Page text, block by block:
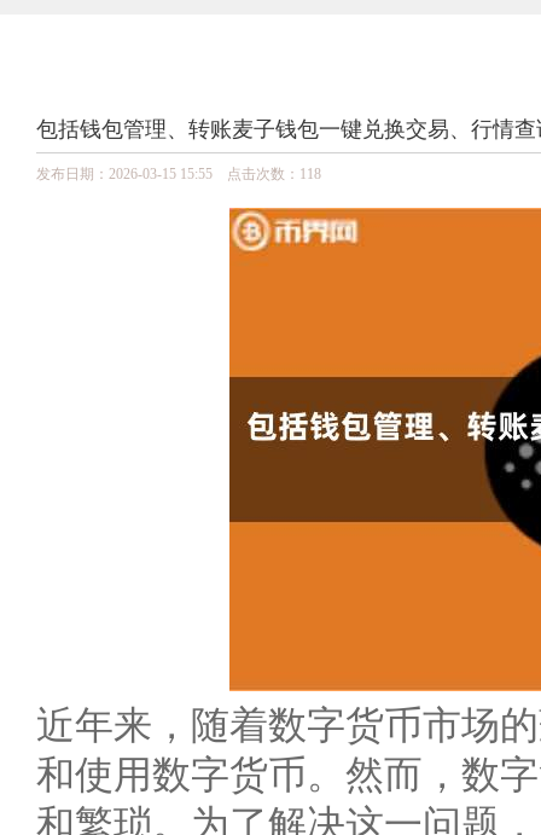
包括钱包管理、转账麦子钱包一键兑换交易、行情查
发布日期：2026-03-15 15:55 点击次数：118
近年来，随着数字货币市场
和使用数字货币。然而，数
和繁琐。为了解决这一问题